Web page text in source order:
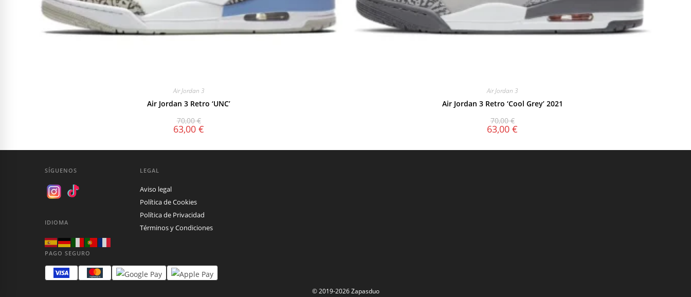
Air Jordan 3
Air Jordan 3 Retro ‘UNC’
70,00€
63,00 €
Air Jordan 3
Air Jordan 3 Retro ‘Cool Grey’ 2021
70,00€
63,00 €
SÍGUENOS
IDIOMA
LEGAL
Aviso legal
Política de Cookies
Política de Privacidad
Términos y Condiciones
PAGO SEGURO
© 2019-2026 Zapasduo